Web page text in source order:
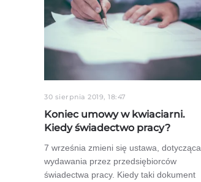
30 sierpnia 2019, 18:47
Koniec umowy w kwiaciarni.
Kiedy świadectwo pracy?
7 września zmieni się ustawa, dotycząca
wydawania przez przedsiębiorców
świadectwa pracy. Kiedy taki dokument